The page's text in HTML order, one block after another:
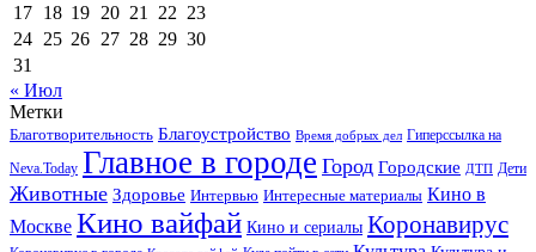
17 18 19 20 21 22 23
24 25 26 27 28 29 30
31
« Июл
Метки
Благотворительность Благоустройство Время добрых дел Гиперссылка на
Neva.Today Главное в городе Город Городские ДТП Дети
Животные Здоровье Интервью Интересные материалы Кино в
Москве Кино вайфай Кино и сериалы Коронавирус